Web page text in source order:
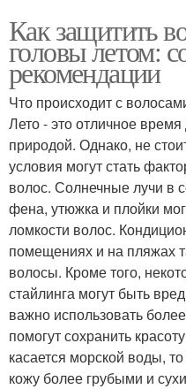
Как защитить
головы летом:
рекомендации
Что происходит с
Лето - это отличное
природой. Однако, не
условия могут стать
волос. Солнечные лучи в
фена, утюжка и плойки
ломкости волос.
помещениях и на пляжах
волосы. Кроме того,
стайлинга могут быть
важно использовать
помогут сохранить
касается морской воды,
кожу более грубыми и